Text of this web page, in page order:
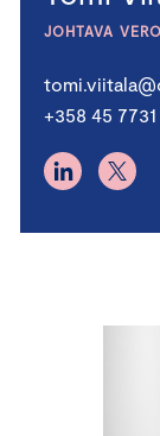
JOHTAVA
+358 45